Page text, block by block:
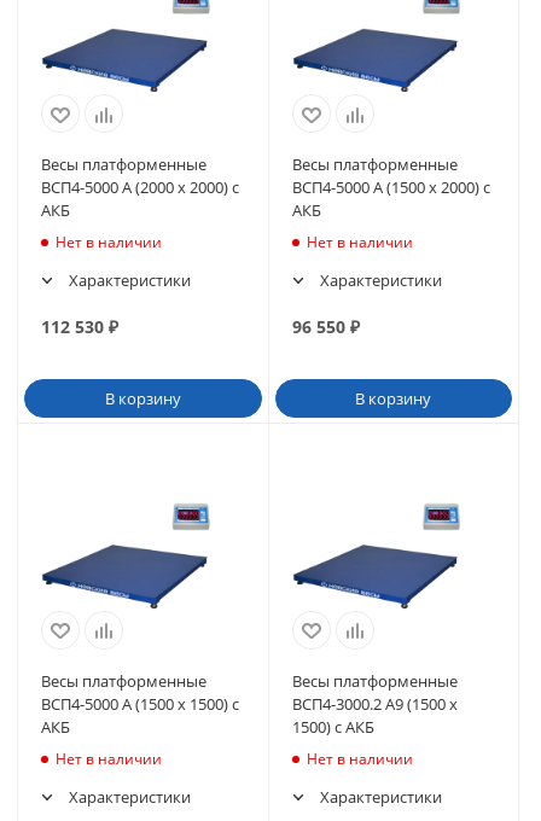
Весы платформенные
ВСП4-5000 А (2000 х 2000) с
АКБ
Нет в наличии
Характеристики
112 530 ₽
В корзину
Весы платформенные
ВСП4-5000 А (1500 х 2000) с
АКБ
Нет в наличии
Характеристики
96 550₽
В корзину
Весы платформенные
ВСП4-5000 А (1500 х 1500) с
АКБ
Нет в наличии
Характеристики
Весы платформенные
ВСП4-3000.2 А9 (1500 х
1500) с АКБ
Нет в наличии
Характеристики